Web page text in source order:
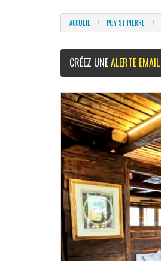
ACCUEIL PUY ST PIERRE
CRÉEZ UNEALERTE EMAIL